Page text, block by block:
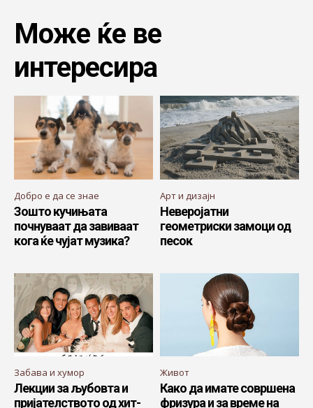
Може ќе ве
интересира
Добро е да се знае
Зошто кучињата
почнуваат да завиваат
кога ќе чујат музика?
Арт и дизајн
Неверојатни
геометриски замоци од
песок
Забава и хумор
Лекции за љубовта и
пријателството од хит-
Живот
Како да имате совршена
фризура и за време на